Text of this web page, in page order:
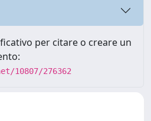
per citare o creare un
10807/276362